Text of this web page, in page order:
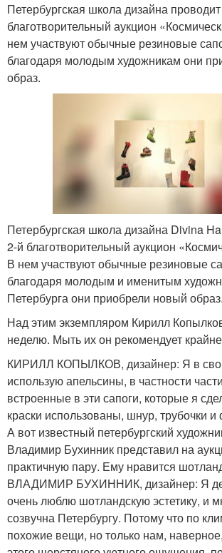
Петербургская школа дизайна
благотворительный аукцион
нем участвуют обычные резиновые
благодаря молодым художникам они
образ.
Петербургская школа дизайна Divina
2-й благотворительный аукцион
В нем участвуют обычные резиновые
благодаря молодым и именитым
Петербурга они приобрели новый образ.
Над этим экземпляром Кирилл
неделю. Мыть их он рекомендует
КИРИЛЛ КОПЫЛКОВ, дизайнер: Я в
использую апельсины, в частности
встроенные в эти сапоги, которые я
краски использованы, шнур, трубочки и
А вот известный петербургский
Владимир Бухинник представил на
практичную пару. Ему нравится
ВЛАДИМИР БУХИННИК, дизайнер: Я
очень люблю шотландскую эстетику, и
созвучна Петербургу. Потому что по
похожие вещи, но только нам,